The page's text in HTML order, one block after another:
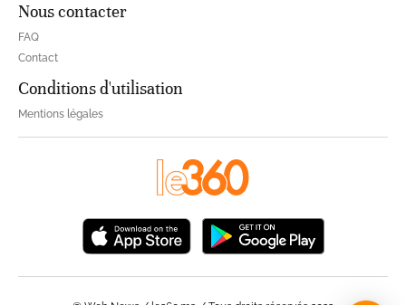
Nous contacter
FAQ
Contact
Conditions d'utilisation
Mentions légales